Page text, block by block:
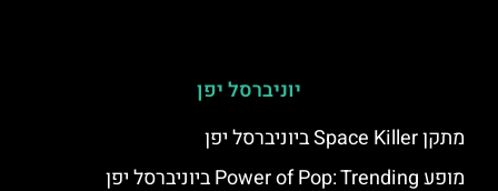
יוניברסל יפן
מתקן Space Killer ביוניברסל יפן
מופע Power of Pop: Trending ביוניברסל יפן